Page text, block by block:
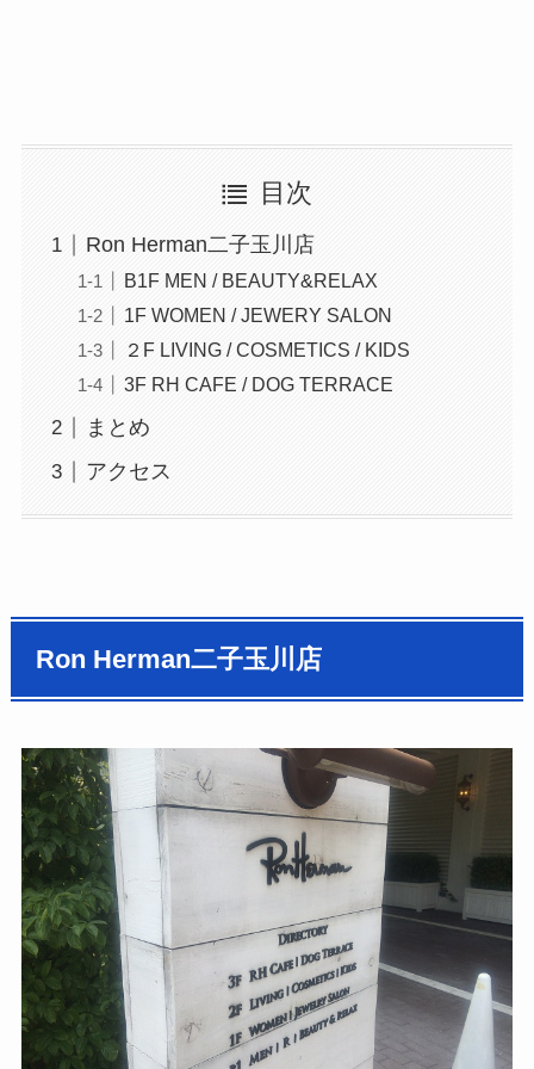
目次
Ron Herman二子玉川店
B1F MEN / BEAUTY&RELAX
1F WOMEN / JEWERY SALON
２F LIVING / COSMETICS / KIDS
3F RH CAFE / DOG TERRACE
まとめ
アクセス
Ron Herman二子玉川店